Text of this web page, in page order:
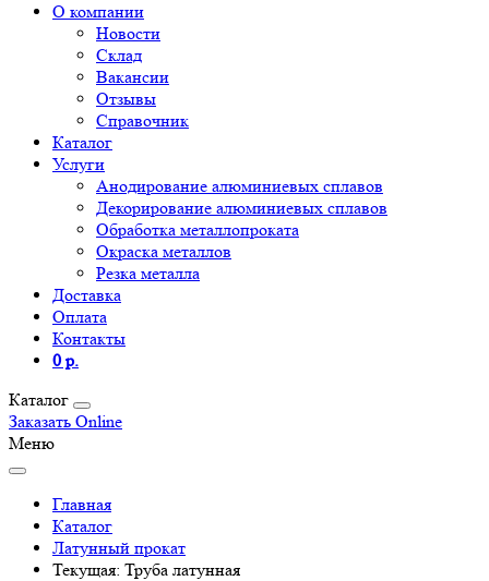
О компании
Новости
Склад
Вакансии
Отзывы
Справочник
Каталог
Услуги
Анодирование алюминиевых сплавов
Декорирование алюминиевых сплавов
Обработка металлопроката
Окраска металлов
Резка металла
Доставка
Оплата
Контакты
0 р.
Каталог
Заказать Online
Меню
Главная
Каталог
Латунный прокат
Текущая: Труба латунная